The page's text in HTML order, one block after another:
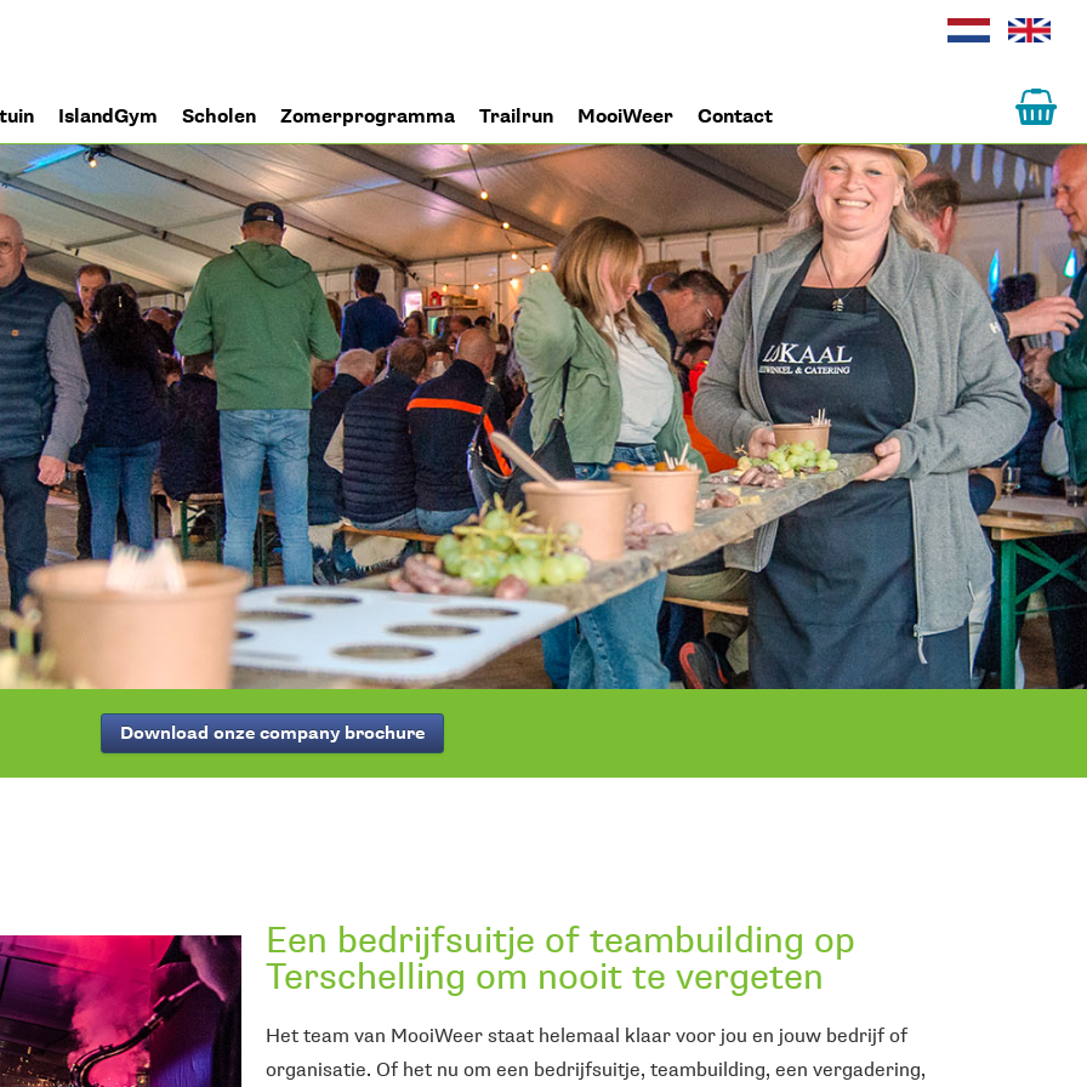
IslandGym Scholen Zomerprogramma Trailrun MooiWeer Contact
van MooiWeer
Download onze company brochure
Een bedrijfsuitje of teambuilding op
Terschelling om nooit te vergeten
Het team van MooiWeer staat helemaal klaar voor jou en jouw bedrijf of
organisatie. Of het nu om een bedrijfsuitje, teambuilding, een vergadering,